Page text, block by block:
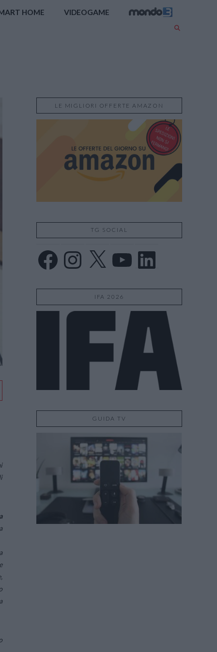
HOME VIDEOGAME
LE MIGLIORI OFFERTE AMAZON
TG SOCIAL
Facebook Instagram YouTube LinkedIn
IFA 2026
GUIDA TV